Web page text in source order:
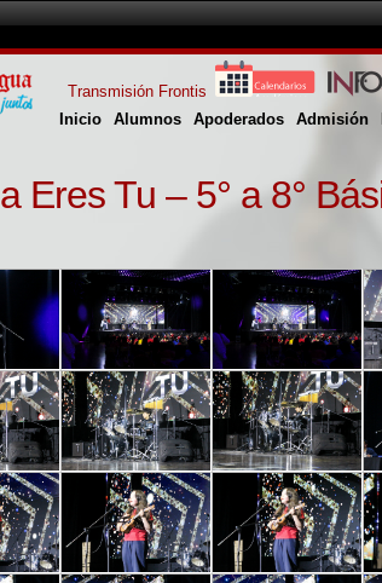
Inicio Alumnos Apoderados Admisión
Transmisión Frontis
Eres Tu – 5° a 8°